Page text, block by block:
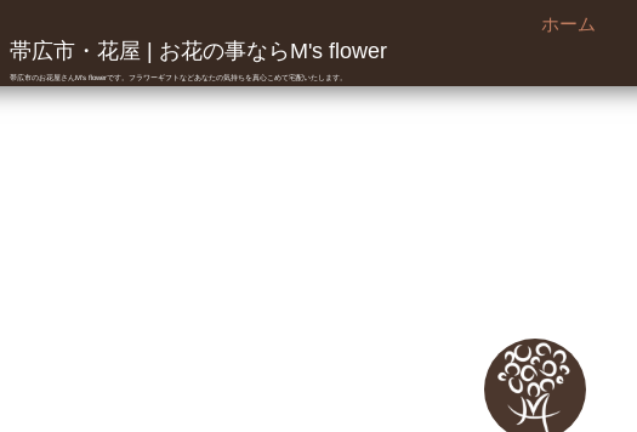
帯広市・花屋 | お花の事ならM's flower
帯広市のお花屋さんM's flowerです。フラワーギフトなどあなたの気持ちを真心こめて宅配いたします。
ホーム